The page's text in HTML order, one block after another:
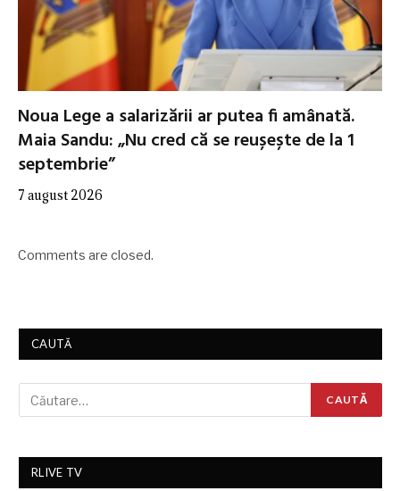
Noua Lege a salarizării ar putea fi amânată.
Maia Sandu: „Nu cred că se reușește de la 1
septembrie”
7 august 2026
Comments are closed.
CAUTĂ
RLIVE TV